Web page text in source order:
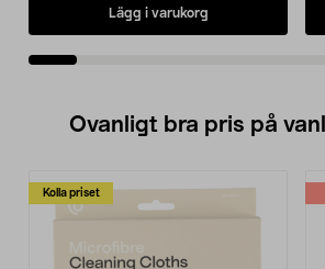
Lägg i varukorg
Ovanligt bra pris på
Kolla priset